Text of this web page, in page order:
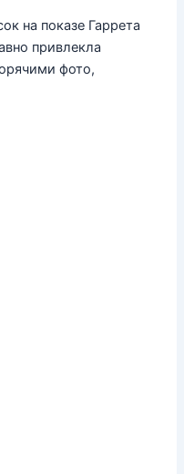
на показе Гаррета
привлекла
фото,